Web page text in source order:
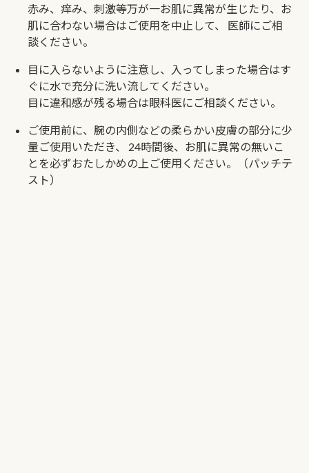
赤み、痒み、刺激等万が一お肌に異常が生じたり、お
肌に合わない場合はご使用を中止して、
医師にご相
談ください。
目に入らないように注意し、入ってしまった場合はす
ぐに水で充分に洗い流してください。
目に違和感が残る場合は眼科医にご相談ください。
ご使用前に、腕の内側などの柔らかい皮膚の部分に少
量ご使用いただき、
24時間後、お肌に異常の無いこ
とを必ずおたしかめの上ご使用ください。（パッチテ
スト）